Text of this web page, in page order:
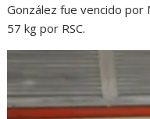
González fue vencido por
57 kg por RSC.